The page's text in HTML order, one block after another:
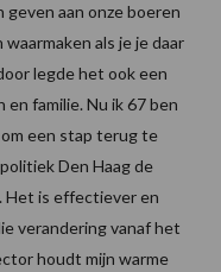
aan onze boeren
als je je daar
legde het ook een
en familie. Nu ik 67 ben
een stap terug te
Den Haag de
Het is effectiever en
verandering vanaf het
houdt mijn warme